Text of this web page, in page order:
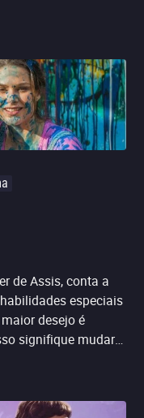
de Assis, conta a
especiais
desejo é
signifique mudar
as lutas de
com as
lidam com os seus